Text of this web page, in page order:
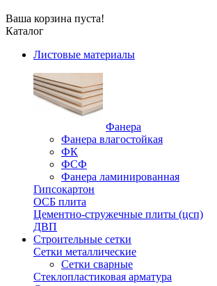
Ваша корзина пуста!
Каталог
Листовые материалы
Фанера
Фанера влагостойкая
ФК
ФСФ
Фанера ламинированная
Гипсокартон
ОСБ плита
Цементно-стружечные плиты (цсп)
ДВП
Строительные сетки
Сетки металлические
Сетки сварные
Стеклопластиковая арматура